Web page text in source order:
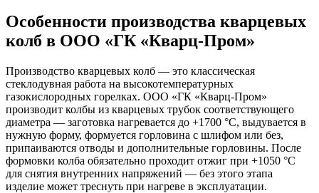
Особенности производства кварцевых
колб в ООО «ГК «Кварц-Пром»
Производство кварцевых колб — это классическая
стеклодувная работа на высокотемпературных
газокислородных горелках. ООО «ГК «Кварц-Пром»
производит колбы из кварцевых трубок соответствующего
диаметра — заготовка нагревается до +1700 °C, выдувается в
нужную форму, формуется горловина с шлифом или без,
припаиваются отводы и дополнительные горловины. После
формовки колба обязательно проходит отжиг при +1050 °C
для снятия внутренних напряжений — без этого этапа
изделие может треснуть при нагреве в эксплуатации.